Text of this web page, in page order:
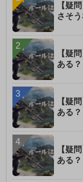
【疑
さそ
【疑
ある？
【疑
ある？
【疑
ある？